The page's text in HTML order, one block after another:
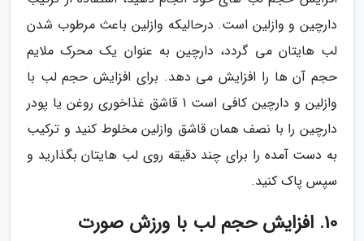
دارچین و وازلین است. درحالیکه وازلین باعث مرطوب شدن
لب هایتان می گردد، دارچین به عنوان یک محرک ملایم
حجم آن ها را افزایش می دهد. برای افزایش حجم لب با
وازلین و دارچین کافی است 1 قاشق غذاخوری روغن یا پودر
دارچین را با نصف همان قاشق وازلین مخلوط کنید و ترکیب
به دست آمده را برای چند دقیقه روی لب هایتان بگذارید و
سپس پاک کنید.
10. افزایش حجم لب با ورزش صورت